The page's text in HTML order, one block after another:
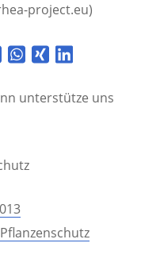
project.eu)
unterstütze uns